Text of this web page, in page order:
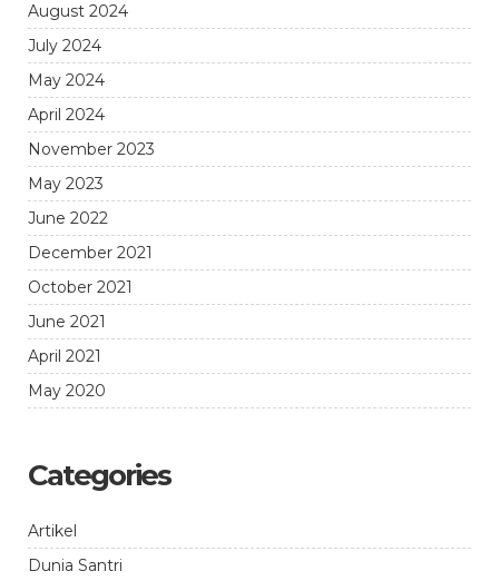
August 2024
July 2024
May 2024
April 2024
November 2023
May 2023
June 2022
December 2021
October 2021
June 2021
April 2021
May 2020
Categories
Artikel
Dunia Santri